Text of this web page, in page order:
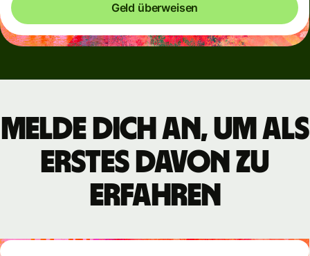
Geld überweisen
Melde dich an, um als
Erstes davon zu
erfahren